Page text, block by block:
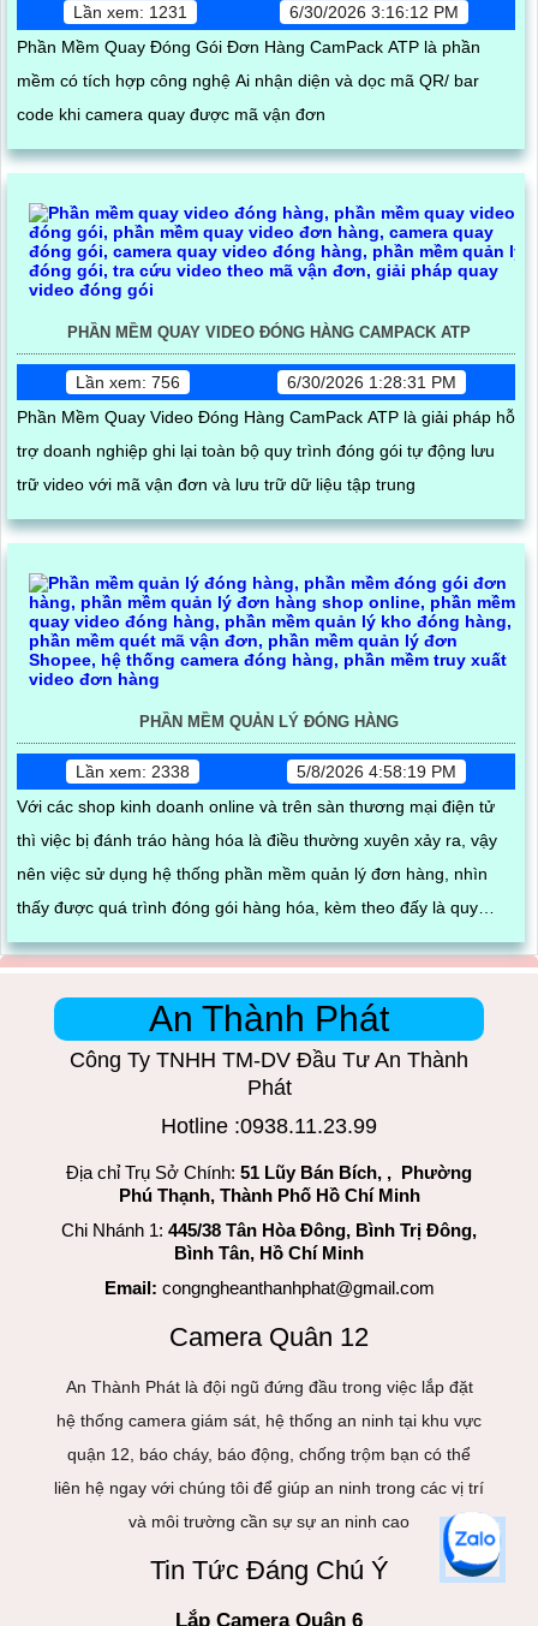
Lần xem: 1231
6/30/2026 3:16:12 PM
Phần Mềm Quay Đóng Gói Đơn Hàng CamPack ATP là phần
mềm có tích hợp công nghệ Ai nhận diện và dọc mã QR/ bar
code khi camera quay được mã vận đơn
PHẦN MỀM QUAY VIDEO ĐÓNG HÀNG CAMPACK ATP
Lần xem: 756
6/30/2026 1:28:31 PM
Phần Mềm Quay Video Đóng Hàng CamPack ATP là giải pháp hỗ
trợ doanh nghiệp ghi lại toàn bộ quy trình đóng gói tự động lưu
trữ video với mã vận đơn và lưu trữ dữ liệu tập trung
PHẦN MỀM QUẢN LÝ ĐÓNG HÀNG
Lần xem: 2338
5/8/2026 4:58:19 PM
Với các shop kinh doanh online và trên sàn thương mại điện tử
thì việc bị đánh tráo hàng hóa là điều thường xuyên xảy ra, vậy
nên việc sử dụng hệ thống phần mềm quản lý đơn hàng, nhìn
thấy được quá trình đóng gói hàng hóa, kèm theo đấy là quy
trình đóng gói cũng được ghi lại một cách dễ dàng
An Thành Phát
Công Ty TNHH TM-DV Đầu Tư An Thành
Phát
Hotline :0938.11.23.99
Địa chỉ Trụ Sở Chính: 51 Lũy Bán Bích, , Phường
Phú Thạnh, Thành Phố Hồ Chí Minh
Chi Nhánh 1: 445/38 Tân Hòa Đông, Bình Trị Đông,
Bình Tân, Hồ Chí Minh
Email: congngheanthanhphat@gmail.com
Camera Quân 12
An Thành Phát là đội ngũ đứng đầu trong việc lắp đặt
hệ thống camera giám sát, hệ thống an ninh tại khu vực
quận 12, báo cháy, báo động, chống trộm bạn có thể
liên hệ ngay với chúng tôi để giúp an ninh trong các vị trí
và môi trường cần sự sự an ninh cao
Tin Tức Đáng Chú Ý
Lắp Camera Quận 6